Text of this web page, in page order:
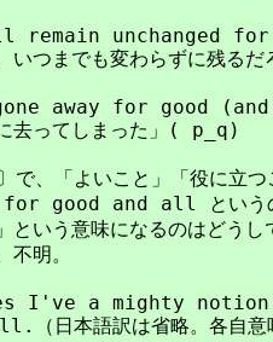
unchanged for
までも変わらずに残るだ
away for good
てしまった」( p_q)
「よいこと」「役に立つ
good and all というの
という意味になるのはどう
明。
I've a mighty
語訳は省略。各自意味